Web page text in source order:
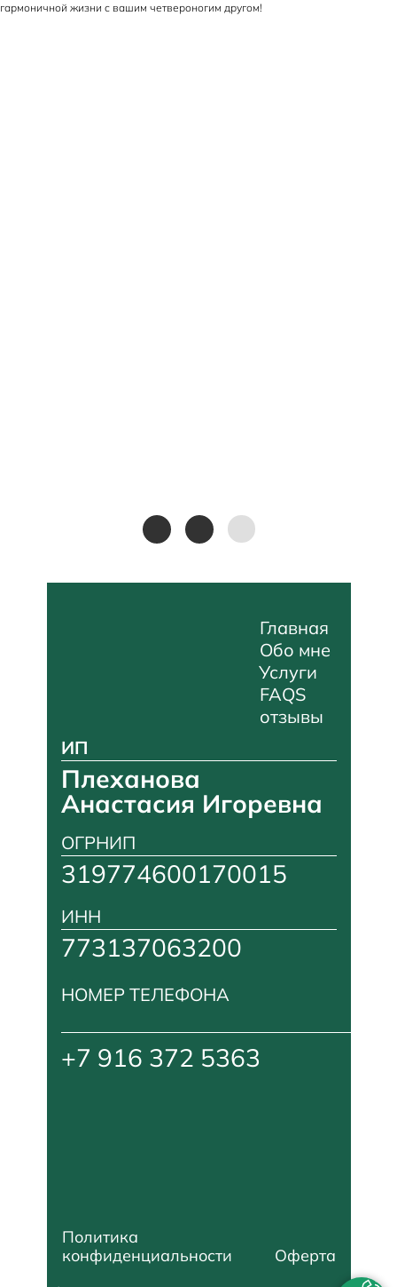
гармоничной жизни с вашим четвероногим другом!
Главная
Обо мне
FAQS
отзывы
Услуги
Политика
конфиденциальности
ИП
Плеханова
Анастасия Игоревна
Оферта
ОГРНИП
319774600170015
ИНН
773137063200
НОМЕР ТЕЛЕФОНА
+7 916 372 5363